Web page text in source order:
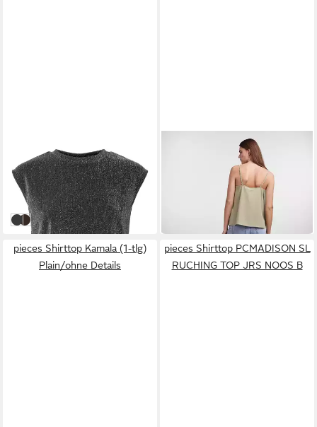
Shirttop PCMAEVE SL TANK
TOP JRS
19,57 € UVP21,99 €
-11%
179276001 Black/Silv
302664002 Hot Fudge/
Kurzarmbluse TIFFANY (1-
21,99 €
pieces Shirttop Kamala (1-tlg)
Plain/ohne Details
pieces Shirttop PCMADISON SL
RUCHING TOP JRS NOOS B